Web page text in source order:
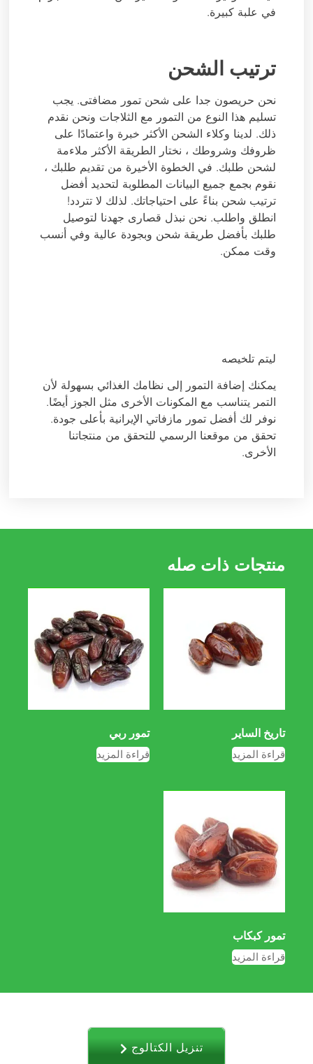
في علبة كبيرة.
ترتيب الشحن
نحن حريصون جدا على شحن تمور مضافتی. يجب
تسليم هذا النوع من التمور مع الثلاجات ونحن نقدم
ذلك. لدينا وكلاء الشحن الأكثر خبرة واعتمادًا على
ظروفك وشروطك ، نختار الطريقة الأكثر ملاءمة
لشحن طلبك. في الخطوة الأخيرة من تقديم طلبك ،
نقوم بجمع جميع البيانات المطلوبة لتحديد أفضل
ترتيب شحن بناءً على احتياجاتك. لذلك لا تتردد!
انطلق واطلب. نحن نبذل قصارى جهدنا لتوصيل
طلبك بأفضل طريقة شحن وبجودة عالية وفي أنسب
وقت ممكن.
ليتم تلخيصه
يمكنك إضافة التمور إلى نظامك الغذائي بسهولة لأن
التمر يتناسب مع المكونات الأخرى مثل الجوز أيضًا.
نوفر لك أفضل تمور مازفاتي الإيرانية بأعلى جودة.
تحقق من موقعنا الرسمي للتحقق من منتجاتنا
الأخرى.
منتجات ذات صله
تاريخ الساير
قراءة المزيد
تمور ربي
قراءة المزيد
تمور كبكاب
قراءة المزيد
تنزیل الکتالوج